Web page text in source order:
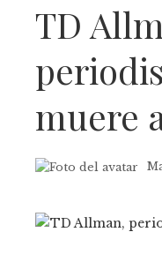
TD
muere